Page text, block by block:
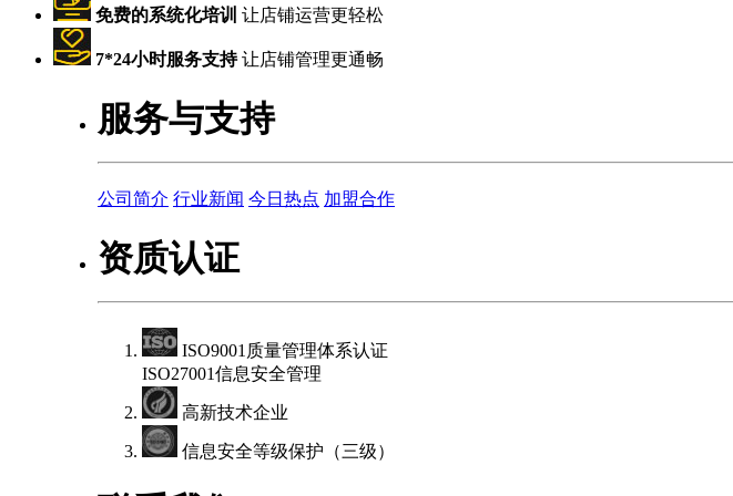
免费的系统化培训 让店铺运营更轻松
7*24小时服务支持 让店铺管理更通畅
服务与支持
公司简介 行业新闻 今日热点 加盟合作
资质认证
ISO9001质量管理体系认证
ISO27001信息安全管理
高新技术企业
信息安全等级保护（三级）